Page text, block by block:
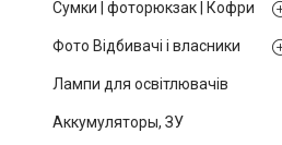
Сумки | фоторюкзак | Кофри
Фото Відбивачі і власники
Лампи для освітлювачів
Аккумуляторы, ЗУ